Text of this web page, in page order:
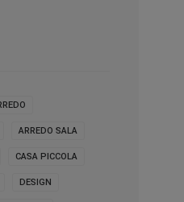
ARREDO SALA
CASA PICCOLA
DESIGN